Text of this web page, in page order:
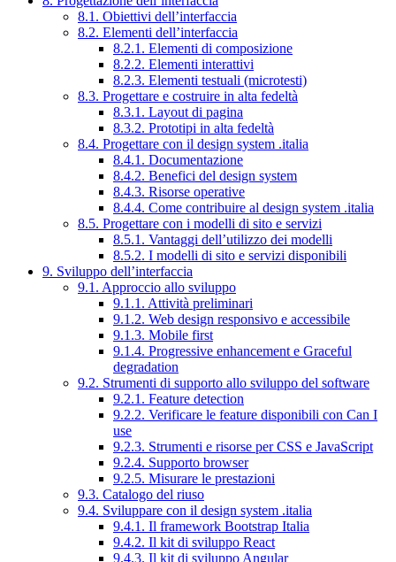
8.1. Obiettivi dell’interfaccia
8.2. Elementi dell’interfaccia
8.2.1. Elementi di composizione
8.2.2. Elementi interattivi
8.2.3. Elementi testuali (microtesti)
8.3. Progettare e costruire in alta fedeltà
8.3.1. Layout di pagina
8.3.2. Prototipi in alta fedeltà
8.4. Progettare con il design system .italia
8.4.1. Documentazione
8.4.2. Benefici del design system
8.4.3. Risorse operative
8.4.4. Come contribuire al design system .italia
8.5. Progettare con i modelli di sito e servizi
8.5.1. Vantaggi dell’utilizzo dei modelli
8.5.2. I modelli di sito e servizi disponibili
9. Sviluppo dell’interfaccia
9.1. Approccio allo sviluppo
9.1.1. Attività preliminari
9.1.2. Web design responsivo e accessibile
9.1.3. Mobile first
9.1.4. Progressive enhancement e Graceful
degradation
9.2. Strumenti di supporto allo sviluppo del software
9.2.1. Feature detection
9.2.2. Verificare le feature disponibili con Can I
use
9.2.3. Strumenti e risorse per CSS e JavaScript
9.2.4. Supporto browser
9.2.5. Misurare le prestazioni
9.3. Catalogo del riuso
9.4. Sviluppare con il design system .italia
9.4.1. Il framework Bootstrap Italia
9.4.2. Il kit di sviluppo React
9.4.3. Il kit di sviluppo Angular